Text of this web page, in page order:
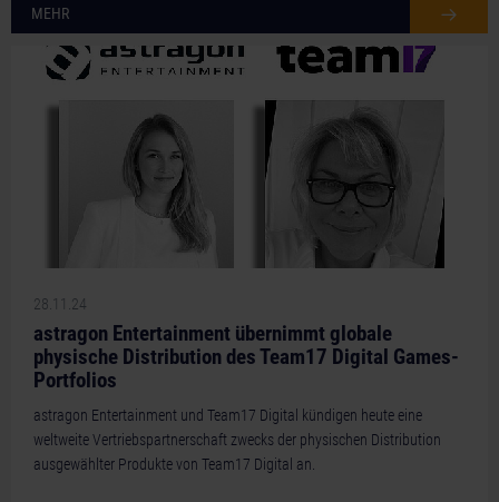
MEHR
28.11.24
astragon Entertainment übernimmt globale
physische Distribution des Team17 Digital Games-
Portfolios
astragon Entertainment und Team17 Digital kündigen heute eine
weltweite Vertriebspartnerschaft zwecks der physischen Distribution
ausgewählter Produkte von Team17 Digital an.